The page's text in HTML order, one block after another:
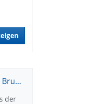
22. Schmidener Brunnenhocketse
der